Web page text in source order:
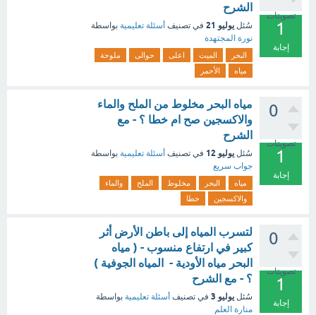
تصويتات
1
إجابة
الشرح
سُئل يوليو 21 في تصنيف أسئلة تعليمية بواسطة
نورة المجتهدة
البحر الميت اعلى حوالى
ملوحة
مياه
الأحمر
0
تصويتات
1
إجابة
مياه البحر مخلوط من الملح والماء
والاكسجين صح ام خطا ؟ - مع
الشرح
سُئل يوليو 12 في تصنيف أسئلة تعليمية بواسطة
جواب سريع
مياه البحر مخلوط الملح
والماء
والاكسجين
خطا
0
تصويتات
1
إجابة
لتسرب المياه إلى باطن الأرض أثر
كبير في ارتفاع منسوب - ( مياه
البحر مياه الأودية - المياه الجوفية )
؟ - مع الشرح
سُئل يوليو 3 في تصنيف أسئلة تعليمية بواسطة
منارة العلم